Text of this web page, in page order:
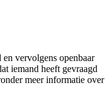
vervolgens openbaar
iemand heeft gevraagd
meer informatie over